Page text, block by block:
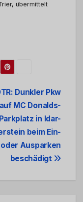
übermittelt
Dunkler Pkw
auf MC Donalds-
Parkplatz in Idar-
beim Ein-
oder Ausparken
beschädigt